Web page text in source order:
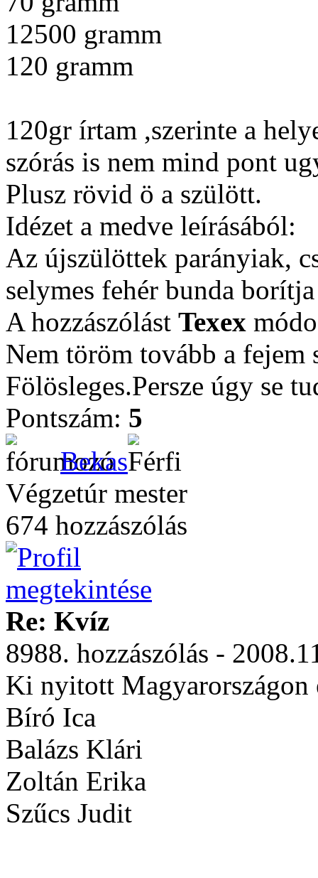
12500 gramm
120 gramm
120gr írtam ,szerinte a
szórás is nem mind pont
Plusz rövid ö a szülött.
Idézet a medve leírásából:
Az újszülöttek parányiak,
selymes fehér bunda
A hozzászólást Texex
Nem töröm tovább a fejem
Fölösleges.Persze úgy se
Pontszám: 5
Bekas
Végzetúr mester
674 hozzászólás
Re: Kvíz
8988. hozzászólás -
Ki nyitott Magyarországon
Bíró Ica
Balázs Klári
Zoltán Erika
Szűcs Judit